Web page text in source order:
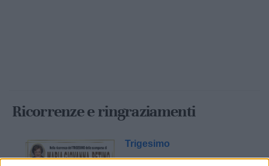
Ricorrenze e ringraziamenti
Trigesimo